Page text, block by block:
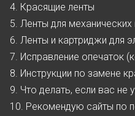
4. Красящие ленты
5. Ленты для
6. Ленты и картриджи для
7. Исправление опечаток
8. Инструкции по замене
9. Что делать, если вас не
10. Рекомендую сайты по